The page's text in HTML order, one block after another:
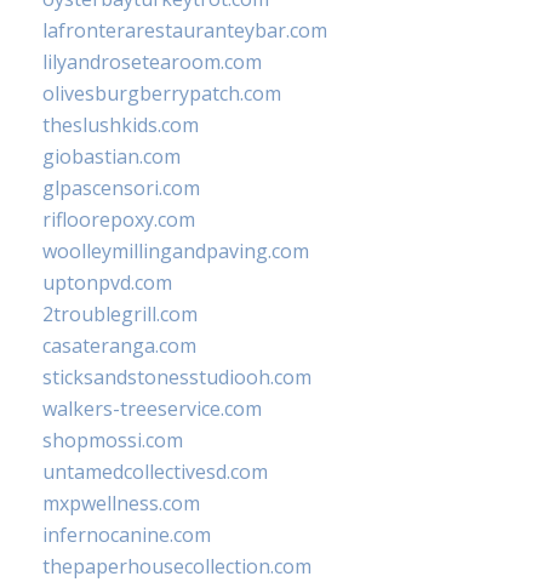
lafronterarestauranteybar.com
lilyandrosetearoom.com
olivesburgberrypatch.com
theslushkids.com
giobastian.com
glpascensori.com
rifloorepoxy.com
woolleymillingandpaving.com
uptonpvd.com
2troublegrill.com
casateranga.com
sticksandstonesstudiooh.com
walkers-treeservice.com
shopmossi.com
untamedcollectivesd.com
mxpwellness.com
infernocanine.com
thepaperhousecollection.com